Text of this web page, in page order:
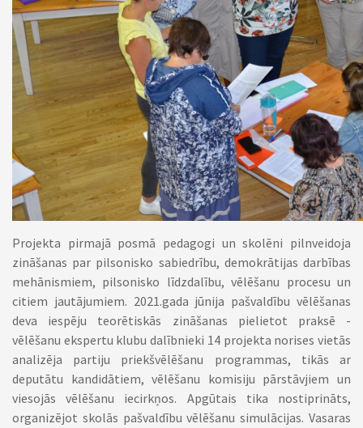
Projekta pirmajā posmā pedagogi un skolēni pilnveidoja
zināšanas par pilsonisko sabiedrību, demokrātijas darbības
mehānismiem, pilsonisko līdzdalību, vēlēšanu procesu un
citiem jautājumiem. 2021.gada jūnija pašvaldību vēlēšanas
deva iespēju teorētiskās zināšanas pielietot praksē -
vēlēšanu ekspertu klubu dalībnieki 14 projekta norises vietās
analizēja partiju priekšvēlēšanu programmas, tikās ar
deputātu kandidātiem, vēlēšanu komisiju pārstāvjiem un
viesojās vēlēšanu iecirkņos. Apgūtais tika nostiprināts,
organizējot skolās pašvaldību vēlēšanu simulācijas. Vasaras